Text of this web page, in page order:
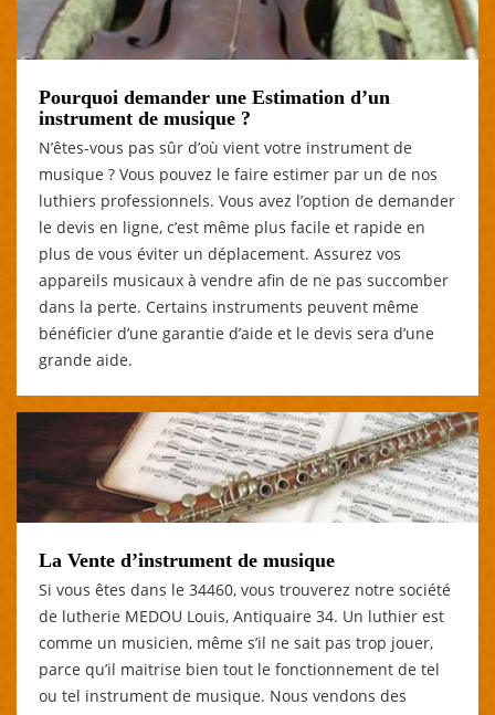
Pourquoi demander une Estimation d’un
instrument de musique ?
N’êtes-vous pas sûr d’où vient votre instrument de
musique ? Vous pouvez le faire estimer par un de nos
luthiers professionnels. Vous avez l’option de demander
le devis en ligne, c’est même plus facile et rapide en
plus de vous éviter un déplacement. Assurez vos
appareils musicaux à vendre afin de ne pas succomber
dans la perte. Certains instruments peuvent même
bénéficier d’une garantie d’aide et le devis sera d’une
grande aide.
La Vente d’instrument de musique
Si vous êtes dans le 34460, vous trouverez notre société
de lutherie MEDOU Louis, Antiquaire 34. Un luthier est
comme un musicien, même s’il ne sait pas trop jouer,
parce qu’il maitrise bien tout le fonctionnement de tel
ou tel instrument de musique. Nous vendons des